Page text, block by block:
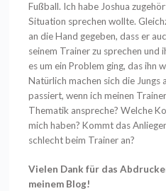
Fußball. Ich habe Joshua
Situation sprechen wollte.
an die Hand gegeben, dass er
seinem Trainer zu sprechen und
es um ein Problem ging, das ihn
Natürlich machen sich die Jungs
passiert, wenn ich meinen
Thematik anspreche? Welche
mich haben? Kommt das
schlecht beim Trainer an?
Vielen Dank für das
meinem Blog!